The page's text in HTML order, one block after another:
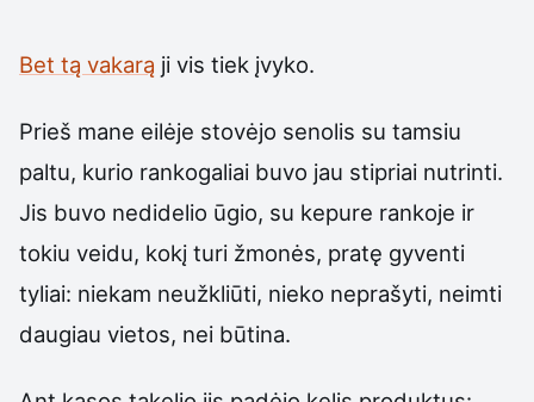
Bet tą vakarą ji vis tiek įvyko.
Prieš mane eilėje stovėjo senolis su tamsiu
paltu, kurio rankogaliai buvo jau stipriai nutrinti.
Jis buvo nedidelio ūgio, su kepure rankoje ir
tokiu veidu, kokį turi žmonės, pratę gyventi
tyliai: niekam neužkliūti, nieko neprašyti, neimti
daugiau vietos, nei būtina.